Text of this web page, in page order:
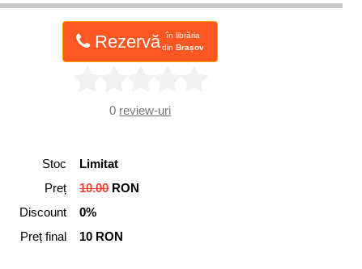
Rezervă
în librăria
dinBrașov
0 review-uri
Stoc
Limitat
Preț
10.00RON
Discount
0%
Preț final
10 RON